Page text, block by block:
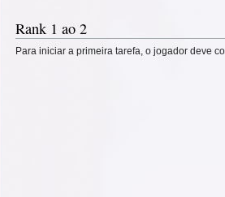
Rank 1 ao 2
Para iniciar a primeira tarefa, o jogador deve